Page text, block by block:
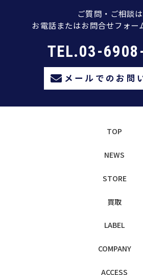
ご質問・ご相談は
お電話またはお問合せフォー
TEL.03-
メールでのお問
TOP
NEWS
STORE
買取
LABEL
COMPANY
ACCESS